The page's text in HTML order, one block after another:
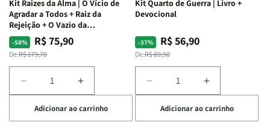
Kit Raizes da Alma | O Vício de
Agradar a Todos + Raiz da
Rejeição + O Vazio da
Insatisfação.
-58%
Preço
normal
De:R$ 179,70
Preço
promocional
R$ 75,90
Diminuir
a
quantidade
de
Aumentar
a
quantidade
de
Adicionar ao carrinho
Kit Quarto de Guerra | Livro +
Devocional
-37%
Preço
normal
De:R$ 89,90
Preço
promocional
R$ 56,90
Diminuir
a
quantidade
de
Aumentar
a
quantidade
de
Adicionar ao carrinho